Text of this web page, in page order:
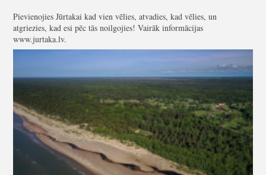
Pievienojies Jūrtakai kad vien vēlies, atvadies, kad vēlies, un
atgriezies, kad esi pēc tās noilgojies! Vairāk informācijas
www.jurtaka.lv.